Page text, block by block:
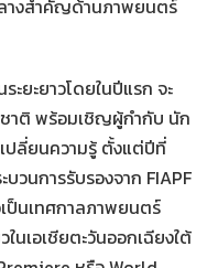
างสำคัญด้านภาพยนตร์
ะยะยาวโดยในปีแรก จะ
าติ พร้อมเชิญผู้กำกับ นัก
ปลี่ยนความรู้ ตั้งแต่ปีที่
วนการรับรองจาก FIAPF
ป็นเทศกาลภาพยนตร์
นเอเชียตะวันออกเฉียงใต้